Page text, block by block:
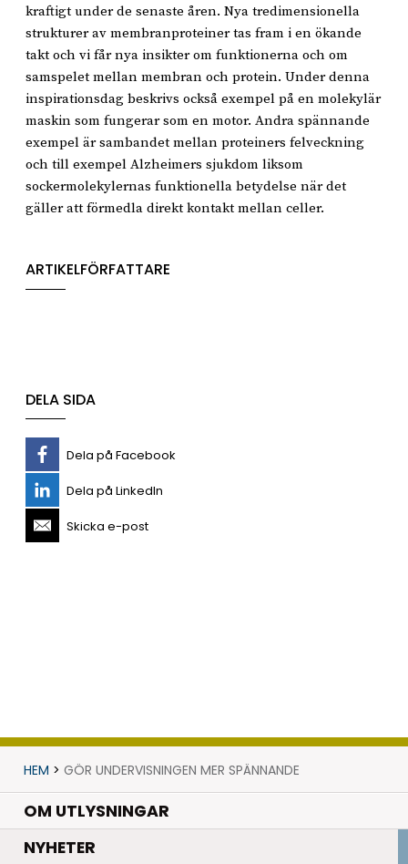
kraftigt under de senaste åren. Nya tredimensionella
strukturer av membranproteiner tas fram i en ökande
takt och vi får nya insikter om funktionerna och om
samspelet mellan membran och protein. Under denna
inspirationsdag beskrivs också exempel på en molekylär
maskin som fungerar som en motor. Andra spännande
exempel är sambandet mellan proteiners felveckning
och till exempel Alzheimers sjukdom liksom
sockermolekylernas funktionella betydelse när det
gäller att förmedla direkt kontakt mellan celler.
ARTIKELFÖRFATTARE
DELA SIDA
Dela på Facebook
Dela på LinkedIn
Skicka e-post
HEM > GÖR UNDERVISNINGEN MER SPÄNNANDE
OM UTLYSNINGAR
NYHETER.